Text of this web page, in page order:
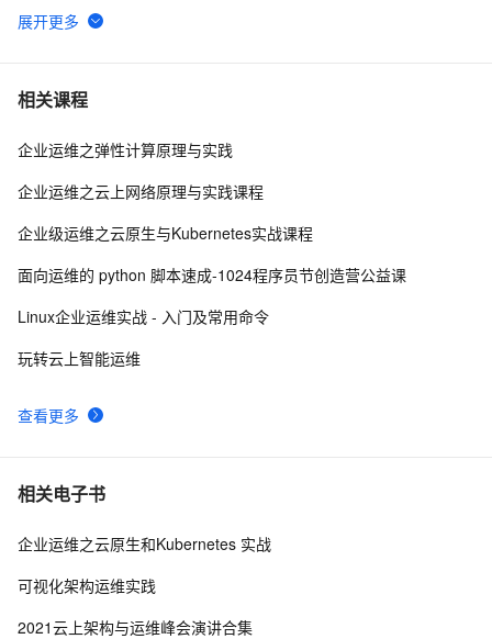
6
日志服务数据加工最佳实践: 跨账号多源logstore数据
7 日志服务权限配置问题
8 基于日志服务数据加工与RDS MySQL做数据富化以及
10[日志服务][数据加工]e_anchor函数与e_regex函数的使
相关课程
查看更多
企业运维之弹性计算原理与实践
企业运维之云上网络原理与实践课程
企业级运维之云原生与Kubernetes实战课程
面向运维的 python 脚本速成-1024程序员节创造营公益课
Linux企业运维实战 - 入门及常用命令
玩转云上智能运维
相关电子书
企业运维之云原生和Kubernetes 实战
可视化架构运维实践
2021云上架构与运维峰会演讲合集